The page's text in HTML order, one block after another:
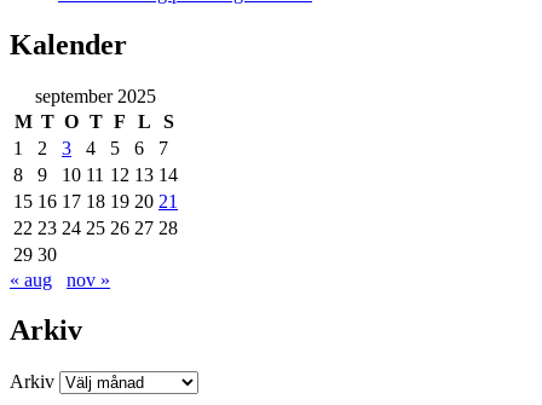
Kalender
september 2025
M T O T F L
S
1
2 3 4 5 6
7
8
9 10 11 12 13 14
15 16 17 18 19 20 21
22 23 24 25 26 27 28
29 30
« aug
nov »
Arkiv
Arkiv